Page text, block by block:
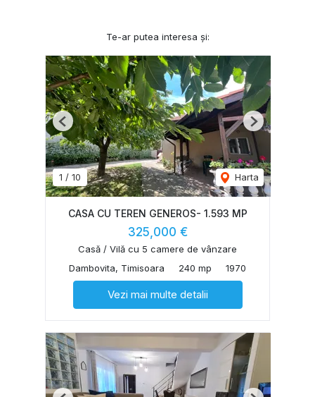
Te-ar putea interesa și:
1 / 10 Harta
Previous Next
CASA CU TEREN GENEROS- 1.593 MP
325,000 €
Casă / Vilă cu 5 camere de vânzare
Dambovita, Timisoara
240 mp 1970
Vezi mai multe detalii